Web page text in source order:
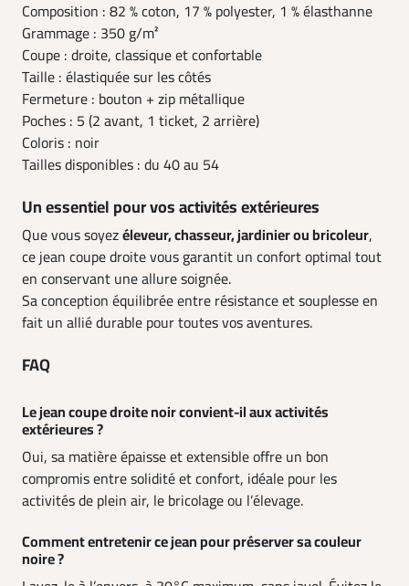
Composition : 82 % coton, 17 % polyester, 1 % élasthanne
Grammage : 350 g/m²
Coupe : droite, classique et confortable
Taille : élastiquée sur les côtés
Fermeture : bouton + zip métallique
Poches : 5 (2 avant, 1 ticket, 2 arrière)
Coloris : noir
Tailles disponibles : du 40 au 54
Un essentiel pour vos activités extérieures
Que vous soyezéleveur, chasseur, jardinier ou bricoleur,
ce jean coupe droite vous garantit un confort optimal tout
en conservant une allure soignée.
Sa conception équilibrée entre résistance et souplesse en
fait un allié durable pour toutes vos aventures.
FAQ
Le jean coupe droite noir convient-il aux activités
extérieures ?
Oui, sa matière épaisse et extensible offre un bon
compromis entre solidité et confort, idéale pour les
activités de plein air, le bricolage ou l’élevage.
Comment entretenir ce jean pour préserver sa couleur
noire ?